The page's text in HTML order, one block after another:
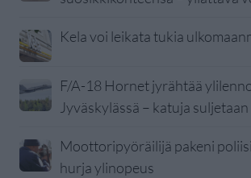
Kela voi leikata tukia
F/A-18 Hornet jyrähtää
Jyväskylässä – katuja suljetaan
Moottoripyöräilijä pakeni
hurja ylinopeus